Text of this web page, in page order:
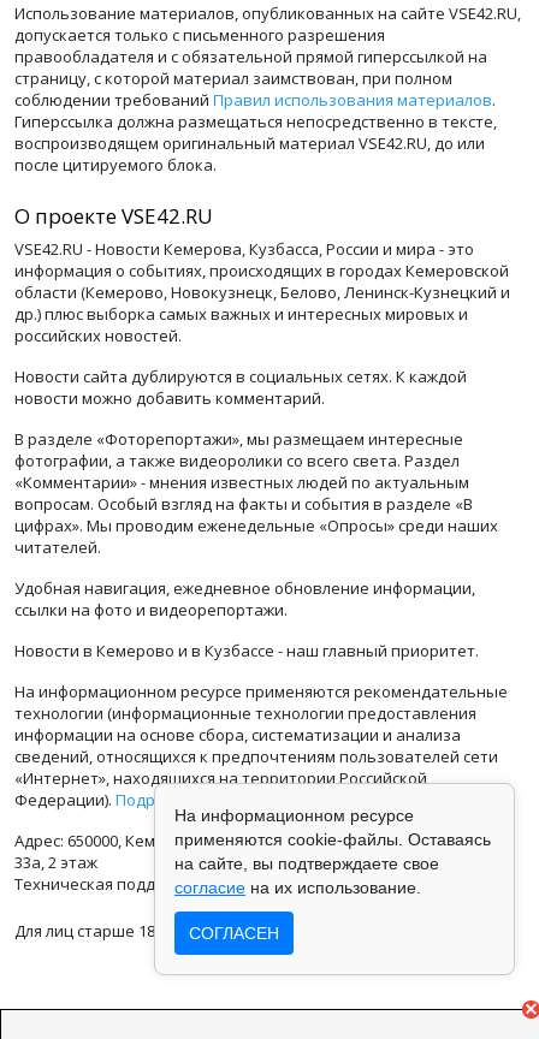
Использование материалов, опубликованных на сайте VSE42.RU,
допускается только с письменного разрешения
правообладателя и с обязательной прямой гиперссылкой на
страницу, с которой материал заимствован, при полном
соблюдении требований Правил использования материалов.
Гиперссылка должна размещаться непосредственно в тексте,
воспроизводящем оригинальный материал VSE42.RU, до или
после цитируемого блока.
О проекте VSE42.RU
VSE42.RU - Новости Кемерова, Кузбасса, России и мира - это
информация о событиях, происходящих в городах Кемеровской
области (Кемерово, Новокузнецк, Белово, Ленинск-Кузнецкий и
др.) плюс выборка самых важных и интересных мировых и
российских новостей.
Новости сайта дублируются в социальных сетях. К каждой
новости можно добавить комментарий.
В разделе «Фоторепортажи», мы размещаем интересные
фотографии, а также видеоролики со всего света. Раздел
«Комментарии» - мнения известных людей по актуальным
вопросам. Особый взгляд на факты и события в разделе «В
цифрах». Мы проводим еженедельные «Опросы» среди наших
читателей.
Удобная навигация, ежедневное обновление информации,
ссылки на фото и видеорепортажи.
Новости в Кемерово и в Кузбассе - наш главный приоритет.
На информационном ресурсе применяются рекомендательные
технологии (информационные технологии предоставления
информации на основе сбора, систематизации и анализа
сведений, относящихся к предпочтениям пользователей сети
«Интернет», находящихся на территории Российской
Федерации). Подробная информация
Адрес: 650000, Кемеровская Область, г.Кемерово, ул.Кузбасская
33а, 2 этаж
Техническая поддержка: support@vse42.ru
Для лиц старше 18 лет.
На информационном ресурсе
применяются cookie-файлы. Оставаясь
на сайте, вы подтверждаете свое
согласие на их использование.
СОГЛАСЕН